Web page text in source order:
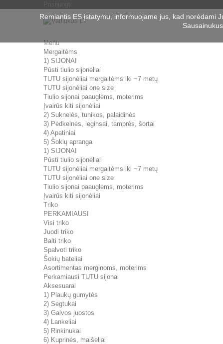
Menu
Mergaitėms
1) SIJONAI
Pūsti tiulio sijonėliai
TUTU sijonėliai mergaitėms iki ~7 metų
TUTU sijonėliai one size
Tiulio sijonai paauglėms, moterims
Įvairūs kiti sijonėliai
2) Suknelės, tunikos, palaidinės
3) Pėdkelnės, leginsai, tamprės, šortai
4) Apatiniai
5) Šokių apranga
1) SIJONAI
Pūsti tiulio sijonėliai
TUTU sijonėliai mergaitėms iki ~7 metų
TUTU sijonėliai one size
Tiulio sijonai paauglėms, moterims
Įvairūs kiti sijonėliai
Triko
PERKAMIAUSI
Visi triko
Juodi triko
Balti triko
Spalvoti triko
Šokių bateliai
Asortimentas merginoms, moterims
Perkamiausi TUTU sijonai
Aksesuarai
1) Plaukų gumytės
2) Segtukai
3) Galvos juostos
4) Lankeliai
5) Rinkinukai
6) Kuprinės, maišeliai
Remiantis ES įstatymu, informuojame jus, kad norėdami